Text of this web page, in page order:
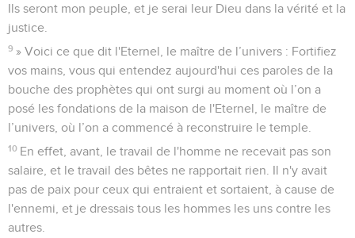
Ils seront mon peuple, et je serai leur Dieu dans la vérité et la
justice.
9 » Voici ce que dit l'Eternel, le maître de l’univers : Fortifiez
vos mains, vous qui entendez aujourd'hui ces paroles de la
bouche des prophètes qui ont surgi au moment où l’on a
posé les fondations de la maison de l'Eternel, le maître de
l’univers, où l’on a commencé à reconstruire le temple.
10 En effet, avant, le travail de l'homme ne recevait pas son
salaire, et le travail des bêtes ne rapportait rien. Il n'y avait
pas de paix pour ceux qui entraient et sortaient, à cause de
l'ennemi, et je dressais tous les hommes les uns contre les
autres.